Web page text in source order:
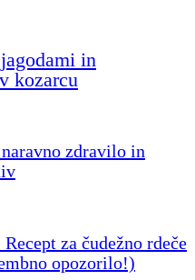
in
kozarcu
zdravilo in
za čudežno rdeče
opozorilo!)